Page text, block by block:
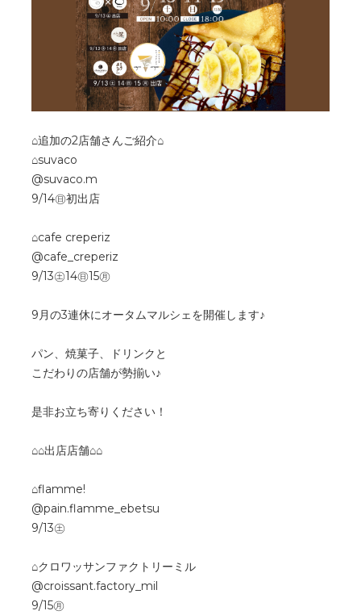
⌂追加の2店舗さんご紹介⌂
⌂suvaco
@suvaco.m
9/14㊐初出店
⌂cafe creperiz
@cafe_creperiz
9/13㊏14㊐15㊊
9月の3連休にオータムマルシェを開催します♪
パン、焼菓子、ドリンクと
こだわりの店舗が勢揃い♪
是非お立ち寄りください！
⌂⌂出店店舗⌂⌂
⌂flamme!
@pain.flamme_ebetsu
9/13㊏
⌂クロワッサンファクトリーミル
@croissant.factory_mil
9/15㊊